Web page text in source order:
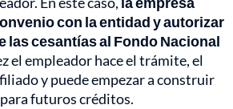
con la entidad y autorizar
las cesantías al Fondo Nacional
el empleador hace el trámite, el
y puede empezar a construir
futuros créditos.